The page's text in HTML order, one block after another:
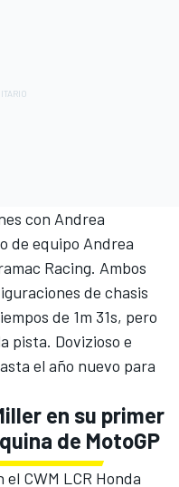
con Andrea
de equipo Andrea
Racing. Ambos
de chasis
de 1m 31s, pero
pista. Dovizioso e
el año nuevo para
en su primer
de MotoGP
CWM LCR Honda